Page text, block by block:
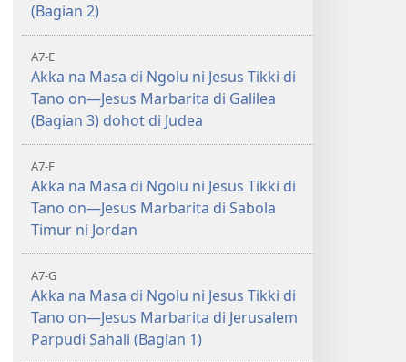
(Bagian 2)
A7-E
Akka na Masa di Ngolu ni Jesus Tikki di
Tano on—Jesus Marbarita di Galilea
(Bagian 3) dohot di Judea
A7-F
Akka na Masa di Ngolu ni Jesus Tikki di
Tano on—Jesus Marbarita di Sabola
Timur ni Jordan
A7-G
Akka na Masa di Ngolu ni Jesus Tikki di
Tano on—Jesus Marbarita di Jerusalem
Parpudi Sahali (Bagian 1)